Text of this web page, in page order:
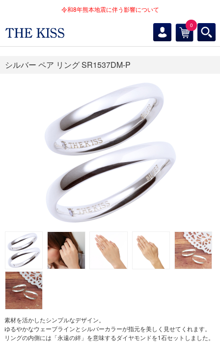
令和8年熊本地震に伴う影響について
0
シルバー ペア リング SR1537DM-P
素材を活かしたシンプルなデザイン。
ゆるやかなウェーブラインとシルバーカラーが指元を美しく見せてくれます。
リングの内側には「永遠の絆」を意味するダイヤモンドを1石セットしました。